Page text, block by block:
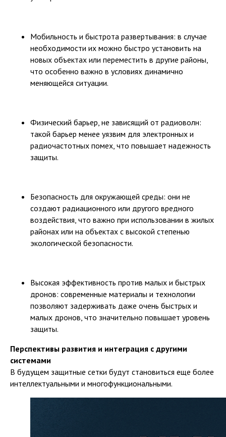
Мобильность и быстрота развертывания: в случае
необходимости их можно быстро установить на
новых объектах или переместить в другие районы,
что особенно важно в условиях динамично
меняющейся ситуации.
Физический барьер, не зависящий от радиоволн:
такой барьер менее уязвим для электронных и
радиочастотных помех, что повышает надежность
защиты.
Безопасность для окружающей среды: они не
создают радиационного или другого вредного
воздействия, что важно при использовании в жилых
районах или на объектах с высокой степенью
экологической безопасности.
Высокая эффективность против малых и быстрых
дронов: современные материалы и технологии
позволяют задерживать даже очень быстрых и
малых дронов, что значительно повышает уровень
защиты.
Перспективы развития и интеграция с другими
системами
В будущем защитные сетки будут становиться еще более
интеллектуальными и многофункциональными.